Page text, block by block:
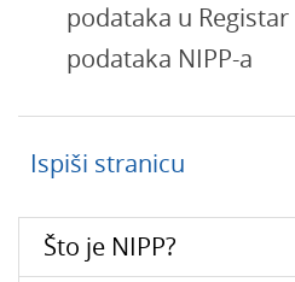
podataka u
podataka NIPP-a
Ispiši stranicu
Što je NIPP?